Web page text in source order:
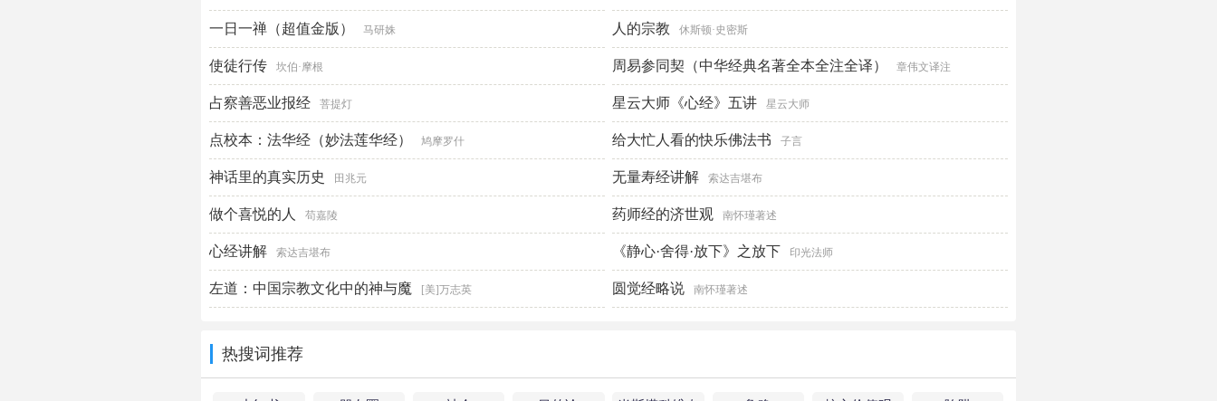
一日一禅（超值金版） 马研姝 人的宗教 休斯顿·史密斯
使徒行传 坎伯·摩根 周易参同契（中华经典名著全本全注全译） 章伟文译注
占察善恶业报经 菩提灯 星云大师《心经》五讲 星云大师
点校本：法华经（妙法莲华经） 鸠摩罗什 给大忙人看的快乐佛法书 子言
神话里的真实历史 田兆元 无量寿经讲解 索达吉堪布
做个喜悦的人 苟嘉陵 药师经的济世观 南怀瑾著述
心经讲解 索达吉堪布 《静心·舍得·放下》之放下 印光法师
左道：中国宗教文化中的神与魔 [美]万志英 圆觉经略说 南怀瑾著述
热搜词推荐